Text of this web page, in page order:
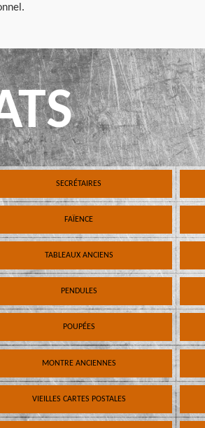
SECRÉTAIRES
FAÏENCE
TABLEAUX ANCIENS
PENDULES
POUPÉES
MONTRE ANCIENNES
VIEILLES CARTES POSTALES